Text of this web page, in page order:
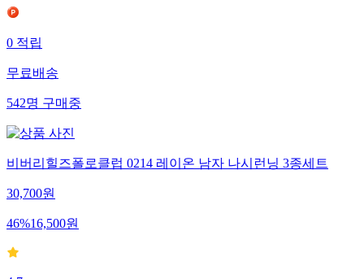
0적립
무료배송
542명구매중
비버리힐즈폴로클럽 0214 레이온 남자 나시런닝 3종세트
30,700원
46%16,500원